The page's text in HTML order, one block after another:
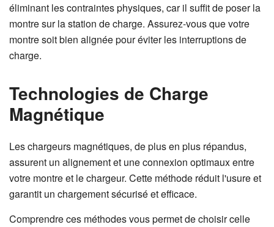
éliminant les contraintes physiques, car il suffit de poser la
montre sur la station de charge. Assurez-vous que votre
montre soit bien alignée pour éviter les interruptions de
charge.
Technologies de Charge
Magnétique
Les chargeurs magnétiques, de plus en plus répandus,
assurent un alignement et une connexion optimaux entre
votre montre et le chargeur. Cette méthode réduit l'usure et
garantit un chargement sécurisé et efficace.
Comprendre ces méthodes vous permet de choisir celle